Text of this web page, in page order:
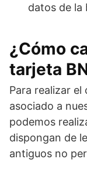
datos de la
¿Cómo
tarjeta
Para realizar
asociado a
podemos
dispongan de
antiguos no